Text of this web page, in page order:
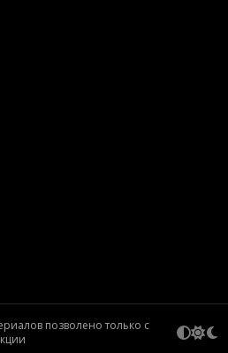
позволено только с